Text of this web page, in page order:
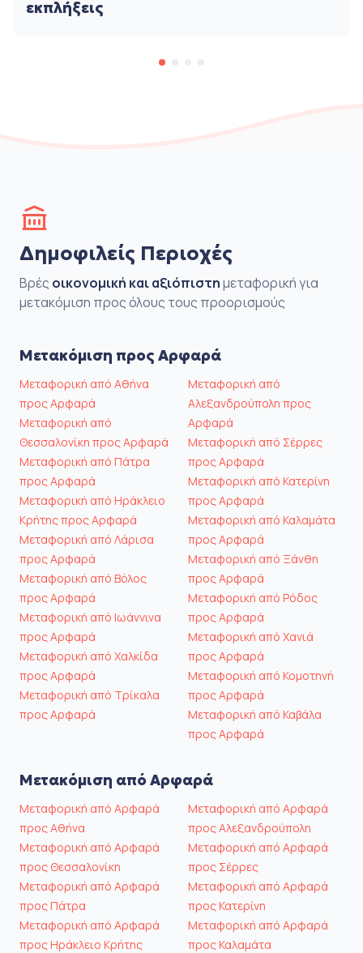
εκπλήξεις
Δημοφιλείς Περιοχές
Βρές οικονομική και αξιόπιστημεταφορική για
μετακόμιση προς όλους τους προορισμούς
Μετακόμιση προς Αρφαρά
Μεταφορική από Αθήνα
προς Αρφαρά
Μεταφορική από
Θεσσαλονίκη προς Αρφαρά
Μεταφορική από Πάτρα
προς Αρφαρά
Μεταφορική από Ηράκλειο
Κρήτης προς Αρφαρά
Μεταφορική από Λάρισα
προς Αρφαρά
Μεταφορική από Βόλος
προς Αρφαρά
Μεταφορική από Ιωάννινα
προς Αρφαρά
Μεταφορική από Χαλκίδα
προς Αρφαρά
Μεταφορική από Τρίκαλα
προς Αρφαρά
Μεταφορική από
Αλεξανδρούπολη προς
Αρφαρά
Μεταφορική από Σέρρες
προς Αρφαρά
Μεταφορική από Κατερίνη
προς Αρφαρά
Μεταφορική από Καλαμάτα
προς Αρφαρά
Μεταφορική από Ξάνθη
προς Αρφαρά
Μεταφορική από Ρόδος
προς Αρφαρά
Μεταφορική από Χανιά
προς Αρφαρά
Μεταφορική από Κομοτηνή
προς Αρφαρά
Μεταφορική από Καβάλα
προς Αρφαρά
Μετακόμιση από Αρφαρά
Μεταφορική από Αρφαρά
προς Αθήνα
Μεταφορική από Αρφαρά
προς Θεσσαλονίκη
Μεταφορική από Αρφαρά
προς Πάτρα
Μεταφορική από Αρφαρά
προς Ηράκλειο Κρήτης
Μεταφορική από Αρφαρά
προς Αλεξανδρούπολη
Μεταφορική από Αρφαρά
προς Σέρρες
Μεταφορική από Αρφαρά
προς Κατερίνη
Μεταφορική από Αρφαρά
προς Καλαμάτα